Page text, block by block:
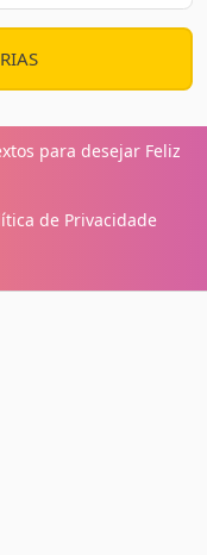
para desejar Feliz
de Privacidade